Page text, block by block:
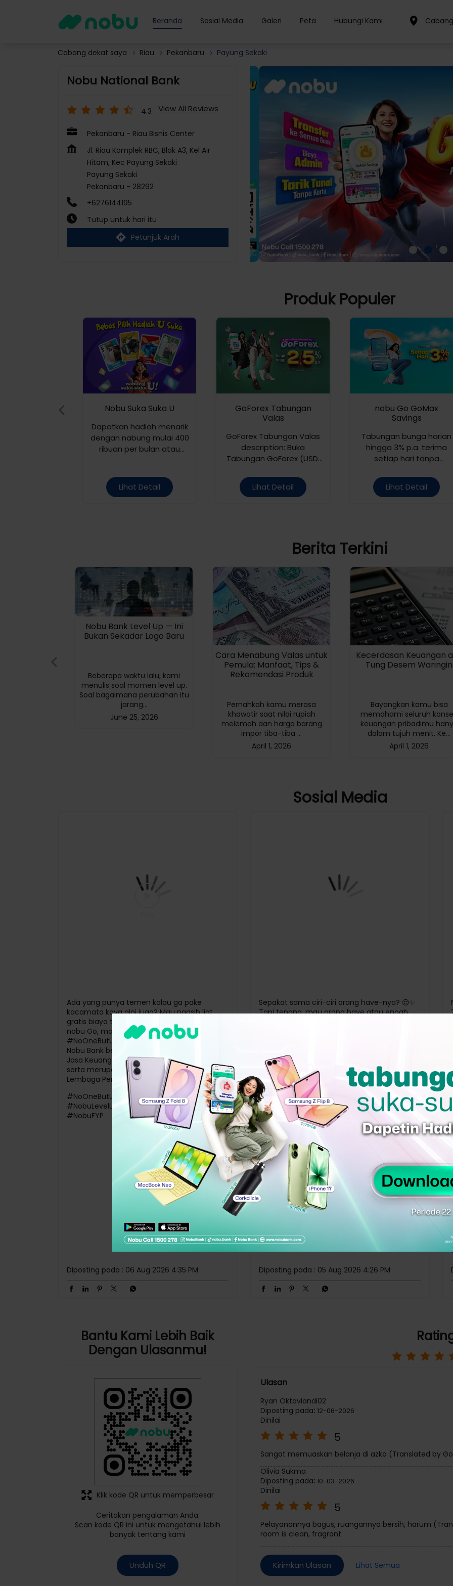
Beranda Sosial Media Galeri Peta Hubungi Kami
Cabang dekat saya Riau Pekanbaru Payung Sekaki
Nobu National Bank
4.3 View All Reviews
Pekanbaru - Riau Bisnis Center
Jl. Riau Komplek RBC, Blok A3, Kel Air
Hitam, Kec Payung Sekaki
Payung Sekaki
Pekanbaru - 28292
+6276144195
Tutup untuk hari itu
Petunjuk Arah
Produk Populer
Nobu Suka Suka U
Dapatkan hadiah menarik
dengan nabung mulai 400
ribuan per bulan atau
Lihat Detail
GoForex Tabungan
Valas
GoForex Tabungan Valas
description: Buka
Tabungan GoForex (USD,
awal minimum dan nikmati
bunga spesial hingga
Lihat Detail
nobu Go GoMax
Savings
Tabungan bunga harian
hingga 3% p.a. terima
setiap hari tanpa
Lihat Detail
Berita Terkini
Nobu Bank Level Up — Ini
Bukan Sekadar Logo Baru
Beberapa waktu lalu, kami
menulis soal momen level up.
Soal bagaimana perubahan itu
jarang...
June 25, 2026
Cara Menabung Valas untuk
Pemula: Manfaat, Tips &
Rekomendasi Produk
Pernahkah kamu merasa
khawatir saat nilai rupiah
melemah dan harga barang
impor tiba-tiba ...
April 1, 2026
Kecerdasan Keuangan
Tung Desem Waringin
Bayangkan kamu bisa
memahami seluruh
keuangan pribadimu
dalam tujuh menit. Ke...
April 1, 2026
Sosial Media
Ada yang punya temen kalau ga pake
kacamata kaya gini juga? Mau ngasih liat
gratis biaya transfer ke semua bank pakai
nobu Go, malah dikira mau resign 😭🙏🏻
#NoOneButU #NobuLevelUp #NobuFYP —
Nobu Bank berizin & diawasi oleh Otoritas
Jasa Keuangan (OJK) dan Bank Indonesia (BI)
serta merupakan peserta penjaminan
Diposting pada : 06 Aug 2026 4:35 PM
Tapi tenang, mau orang have atau enogh
boleh nabung di Nobu GoMax Savings yang
bunganya 3% p.a. cairnya setiap hari, kok. Asal
have niat buat nabung, yaaa~ #NoOneButU
#NobuLevelUp #NobuFYP — Nobu Bank
berizin & diawasi oleh Otoritas Jasa
Keuangan (OJK) dan Bank Indonesia (BI)
serta merupakan peserta penjaminan
Lembaga Penjaminan Simpanan (LPS).
#NoOneButU
#NobuLevelUp
#NobuFYP
Diposting pada : 05 Aug 2026 4:26 PM
Bantu Kami Lebih Baik
Dengan Ulasanmu!
Ulasan
Ryan Oktaviandi02
Dinilai
5